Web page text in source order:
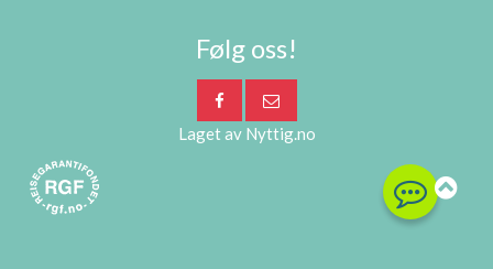
Følg oss!
Laget avNyttig.no